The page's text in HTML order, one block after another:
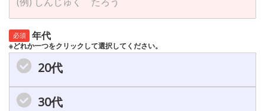
必須 年代
※どれか一つをクリックして選択してください。
20代
30代